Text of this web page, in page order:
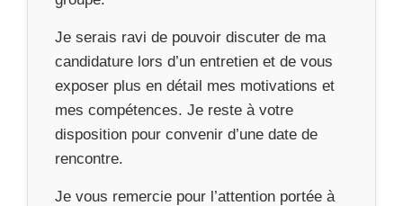
Je serais ravi de pouvoir discuter de ma
candidature lors d’un entretien et de vous
exposer plus en détail mes motivations et
mes compétences. Je reste à votre
disposition pour convenir d’une date de
rencontre.
Je vous remercie pour l’attention portée à